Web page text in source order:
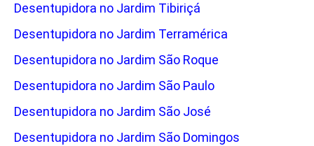
Desentupidora no Jardim Tibiriçá
Desentupidora no Jardim Terramérica
Desentupidora no Jardim São Roque
Desentupidora no Jardim São Paulo
Desentupidora no Jardim São José
Desentupidora no Jardim São Domingos